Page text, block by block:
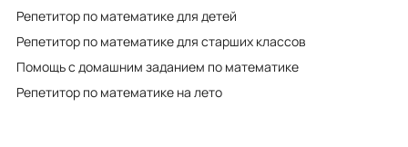
Репетитор по математике для детей
Репетитор по математике для старших классов
Помощь с домашним заданием по математике
Репетитор по математике на лето